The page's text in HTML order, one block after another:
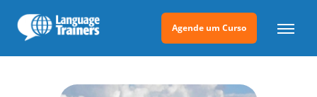
Agende um Curso